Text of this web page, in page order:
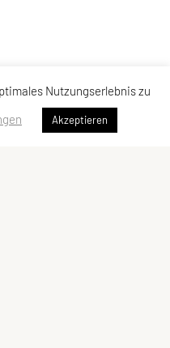
Nutzungserlebnis zu
Akzeptieren